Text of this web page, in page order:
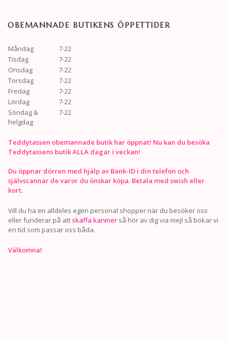
OBEMANNADE BUTIKENS ÖPPETTIDER
Måndag
7-22
Tisdag
7-22
Onsdag
7-22
Torsdag
7-22
Fredag
7-22
Lördag
7-22
Söndag &
helgdag
7-22
Teddytassen obemannade butik har öppnat! Nu kan du besöka
Teddytassens butik ALLA dagar i veckan!
Du öppnar dörren med hjälp av Bank-ID i din telefon och
självscannar de varor du önskar köpa. Betala med swish eller
kort.
Vill du ha en alldeles egen personal shopper när du besöker oss
eller funderar på att skaffa kaniner så hör av dig via mejl så bokar vi
en tid som passar oss båda.
Välkomna!